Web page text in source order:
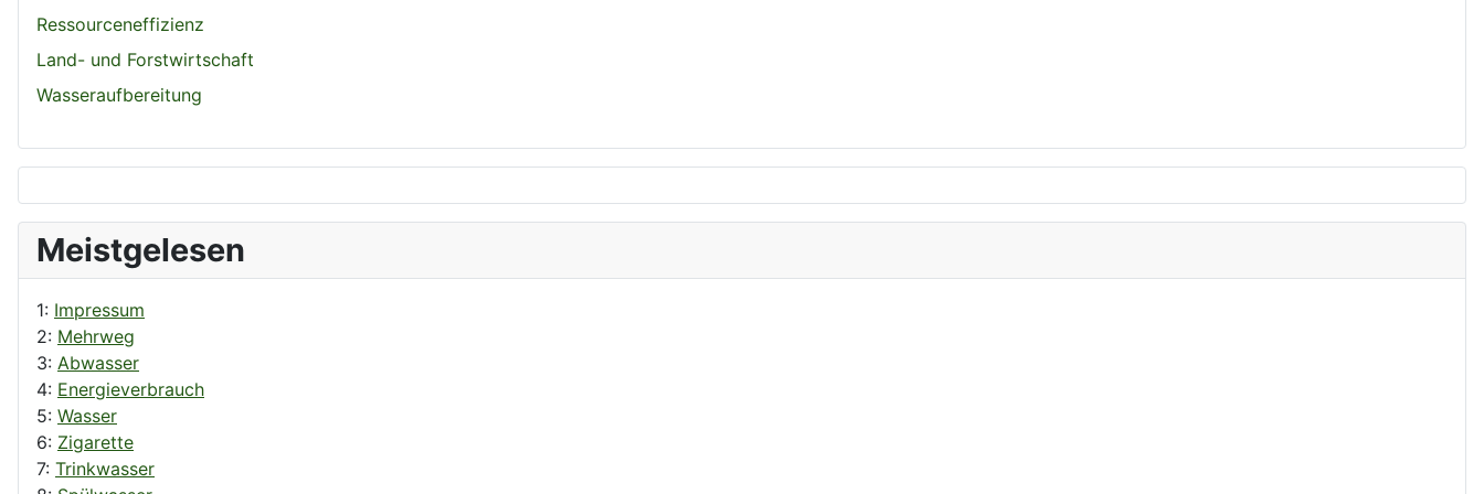
Ressourceneffizienz
Land- und Forstwirtschaft
Wasseraufbereitung
Meistgelesen
1: Impressum
2: Mehrweg
3: Abwasser
4: Energieverbrauch
5: Wasser
6: Zigarette
7: Trinkwasser